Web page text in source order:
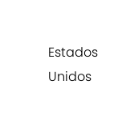
Estados
Unidos